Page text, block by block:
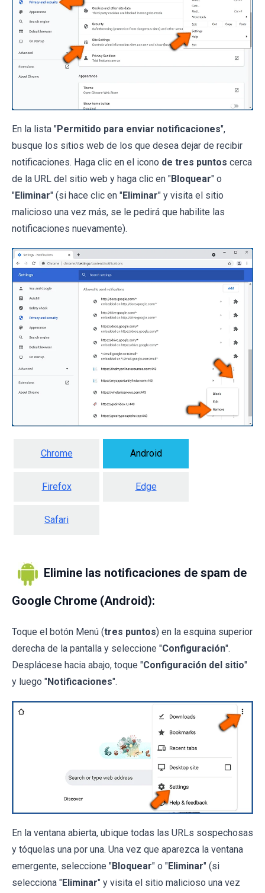
En la lista "Permitido para enviar notificaciones",
busque los sitios web de los que desea dejar de recibir
notificaciones. Haga clic en el icono de tres puntos cerca
de la URL del sitio web y haga clic en "Bloquear" o
"Eliminar" (si hace clic en "Eliminar" y visita el sitio
malicioso una vez más, se le pedirá que habilite las
notificaciones nuevamente).
Chrome Android
Firefox Edge
Safari
Elimine las notificaciones de spam de
Google Chrome (Android):
Toque el botón Menú (tres puntos) en la esquina superior
derecha de la pantalla y seleccione "Configuración".
Desplácese hacia abajo, toque "Configuración del sitio"
y luego "Notificaciones".
En la ventana abierta, ubique todas las URLs sospechosas
y tóquelas una por una. Una vez que aparezca la ventana
emergente, seleccione "Bloquear" o "Eliminar" (si
selecciona "Eliminar" y visita el sitio malicioso una vez